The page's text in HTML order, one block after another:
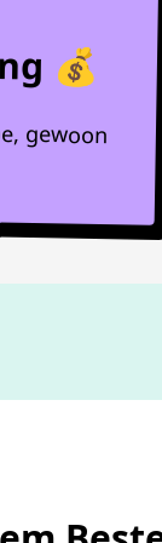
💰
gewoon